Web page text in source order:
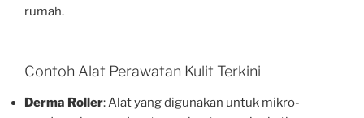
rumah.
Contoh Alat Perawatan Kulit Terkini
Derma Roller: Alat yang digunakan untuk mikro-